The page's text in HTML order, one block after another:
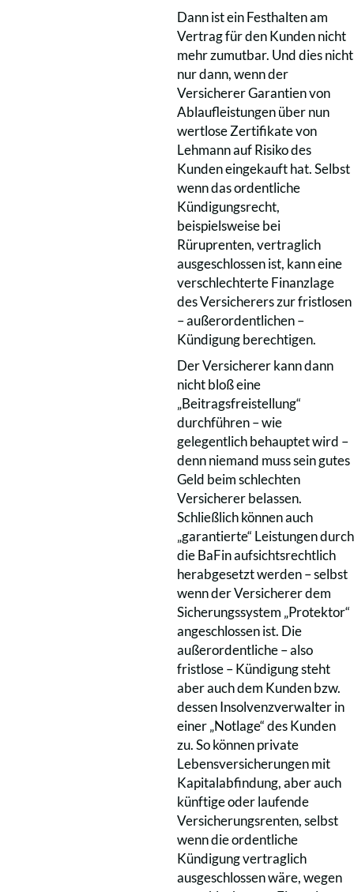
Dann ist ein Festhalten am
Vertrag für den Kunden nicht
mehr zumutbar. Und dies nicht
nur dann, wenn der
Versicherer Garantien von
Ablaufleistungen über nun
wertlose Zertifikate von
Lehmann auf Risiko des
Kunden eingekauft hat. Selbst
wenn das ordentliche
Kündigungsrecht,
beispielsweise bei
Rüruprenten, vertraglich
ausgeschlossen ist, kann eine
verschlechterte Finanzlage
des Versicherers zur fristlosen
– außerordentlichen –
Kündigung berechtigen.
Der Versicherer kann dann
nicht bloß eine
„Beitragsfreistellung“
durchführen – wie
gelegentlich behauptet wird –
denn niemand muss sein gutes
Geld beim schlechten
Versicherer belassen.
Schließlich können auch
„garantierte“ Leistungen durch
die BaFin aufsichtsrechtlich
herabgesetzt werden – selbst
wenn der Versicherer dem
Sicherungssystem „Protektor“
angeschlossen ist. Die
außerordentliche – also
fristlose – Kündigung steht
aber auch dem Kunden bzw.
dessen Insolvenzverwalter in
einer „Notlage“ des Kunden
zu. So können private
Lebensversicherungen mit
Kapitalabfindung, aber auch
künftige oder laufende
Versicherungsrenten, selbst
wenn die ordentliche
Kündigung vertraglich
ausgeschlossen wäre, wegen